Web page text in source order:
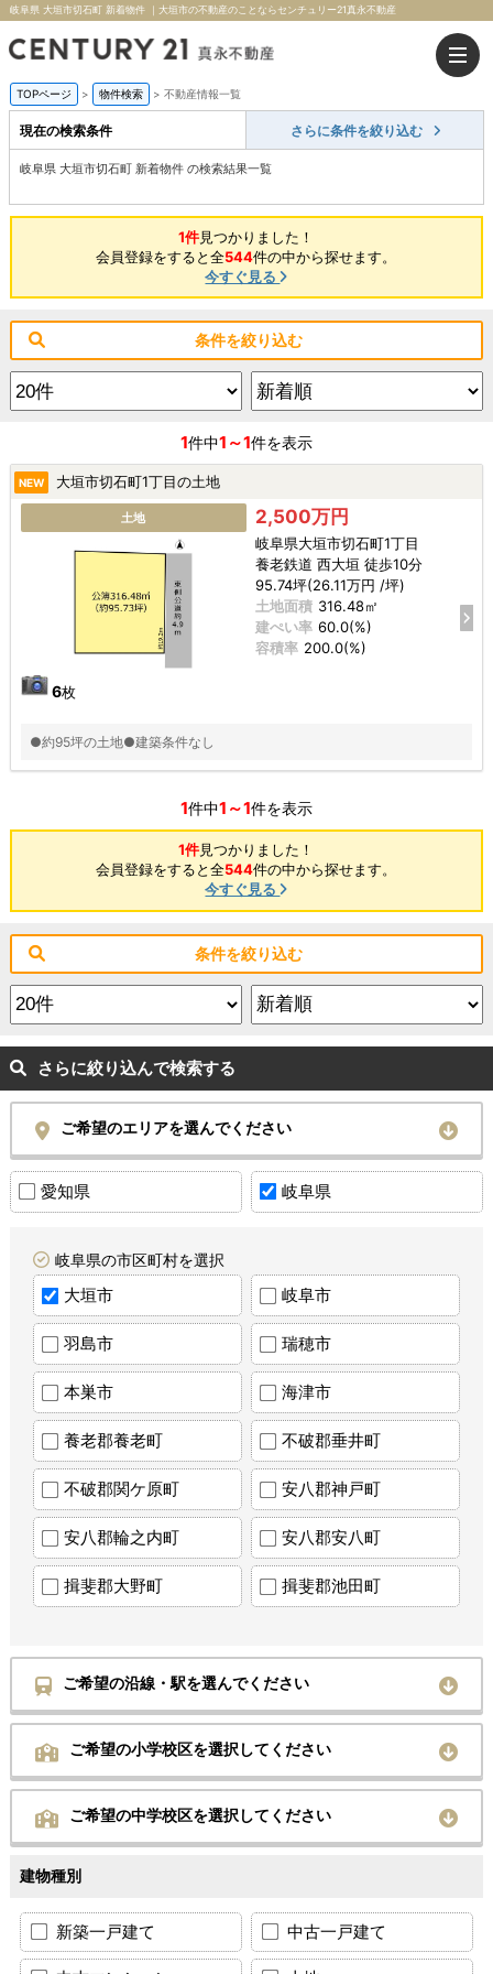
岐阜県 大垣市切石町 新着物件 ｜大垣市の不動産のことならセンチュリー21真永不動産
TOPページ > 物件検索 > 不動産情報一覧
現在の検索条件 さらに条件を絞り込む
岐阜県 大垣市切石町 新着物件 の検索結果一覧
1件見つかりました！
会員登録をすると全544件の中から探せます。
今すぐ見る
条件を絞り込む
1件中1～1件を表示
NEW 大垣市切石町1丁目の土地
土地
6枚
2,500万円
岐阜県大垣市切石町1丁目
養老鉄道 西大垣 徒歩10分
95.74坪(26.11万円 /坪)
土地面積 316.48㎡
建ぺい率 60.0(%)
容積率 200.0(%)
●約95坪の土地●建築条件なし
1件中1～1件を表示
1件見つかりました！
会員登録をすると全544件の中から探せます。
今すぐ見る
条件を絞り込む
さらに絞り込んで検索する
ご希望のエリアを選んでください
愛知県 岐阜県
岐阜県の市区町村を選択
大垣市 岐阜市
羽島市 瑞穂市
本巣市 海津市
養老郡養老町 不破郡垂井町
不破郡関ケ原町 安八郡神戸町
安八郡輪之内町 安八郡安八町
揖斐郡大野町 揖斐郡池田町
ご希望の沿線・駅を選んでください
ご希望の小学校区を選択してください
ご希望の中学校区を選択してください
建物種別
新築一戸建て 中古一戸建て